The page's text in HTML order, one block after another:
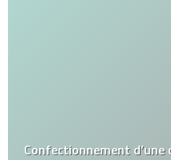
Confectionnement